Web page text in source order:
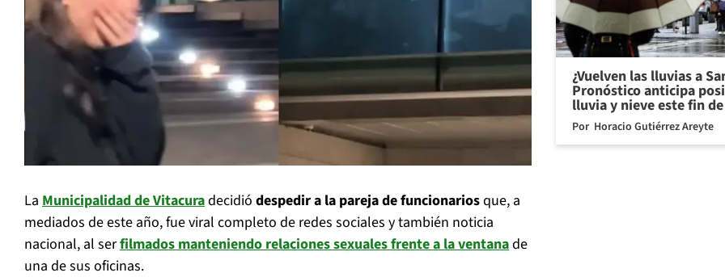
La Municipalidad de Vitacuradecidió despedir a la pareja de funcionariosque, a
mediados de este año, fue viral completo de redes sociales y también noticia
nacional, al serfilmados manteniendo relaciones sexuales frente a la ventanade
una de sus oficinas.
¿Vuelven las lluvias a
Pronóstico anticipa
lluvia y nieve este fin
Por Horacio Gutiérrez Areyte